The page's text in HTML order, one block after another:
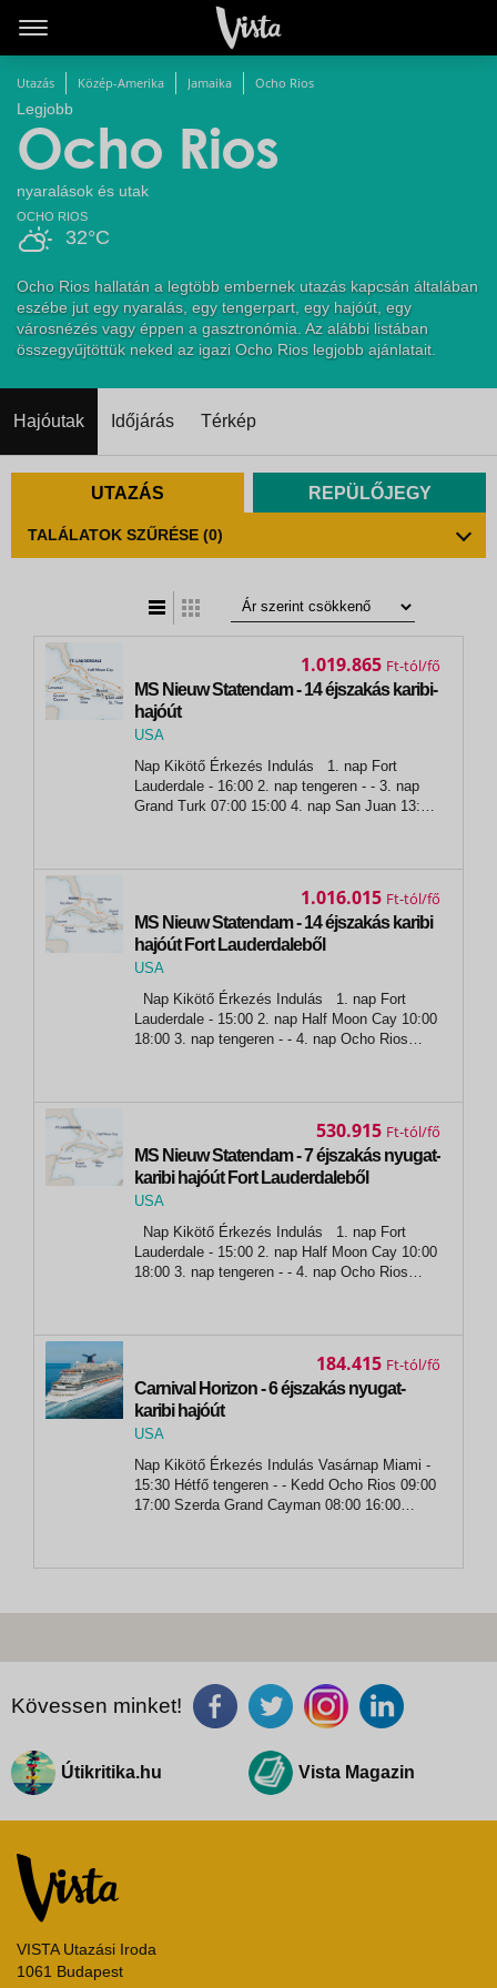
Utazás Közép-Amerika Jamaika Ocho Rios
Legjobb
Ocho Rios
nyaralások és utak
32°C
OCHO RIOS
Ocho Rios hallatán a legtöbb embernek utazás kapcsán általában
eszébe jut egy nyaralás, egy tengerpart, egy hajóút, egy
városnézés vagy éppen a gasztronómia. Az alábbi listában
összegyűjtöttük neked az igazi Ocho Rios legjobb ajánlatait.
Hajóutak Időjárás Térkép
UTAZÁS REPÜLŐJEGY
TALÁLATOK SZŰRÉSE (0)
MS Nieuw Statendam - 14 éjszakás karibi-
hajóút
USA
Fort Lauderdale
Nap Kikötő Érkezés Indulás 1. nap Fort
Lauderdale - 16:00 2. nap tengeren - - 3. nap
Grand Turk 07:00 15:00 4. nap San Juan 13:00
8. nap...
1.019.865 Ft
MS Nieuw Statendam - 14 éjszakás karibi
hajóút Fort Lauderdaleből
USA
Fort Lauderdale
Lauderdale - 15:00 2. nap Half Moon Cay 10:00
18:00 3. nap tengeren - - 4. nap Ocho Rios
1.016.015 Ft
MS Nieuw Statendam - 7 éjszakás nyugat-
karibi hajóút Fort Lauderdaleből
USA
Fort Lauderdale
Lauderdale - 15:00 2. nap Half Moon Cay 10:00
18:00 3. nap tengeren - - 4. nap Ocho Rios
530.915 Ft
Carnival Horizon - 6 éjszakás nyugat-
karibi hajóút
USA
Miami
Nap Kikötő Érkezés Indulás Vasárnap Miami -
15:30 Hétfő tengeren - - Kedd Ocho Rios 09:00
17:00 Szerda Grand Cayman 08:00 16:00
184.415 Ft
Kövessen minket!
Útikritika.hu Vista Magazin
VISTA Utazási Iroda
1061 Budapest